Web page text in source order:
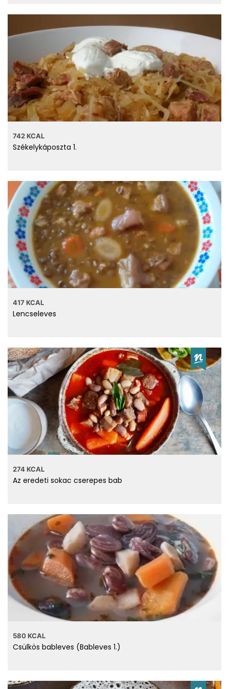
Folát 1 µg
Kolin 73.9 mg
11 µg
E vitamin 0.29 mg
B12 vitamin 0.55 µg
A vitamin 11 µg
B6 vitamin 0.32 g
742 KCAL
Székelykáposzta 1.
417 KCAL
Lencseleves
274 KCAL
Az eredeti sokac cserepes bab
580 KCAL
Csülkös bableves (Bableves 1.)